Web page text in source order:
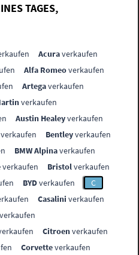
TAGES,
Acuraverkaufen
Alfa Romeoverkaufen
Artegaverkaufen
verkaufen
Austin Healeyverkaufen
verkaufen Bentleyverkaufen
BMW Alpinaverkaufen
verkaufen Bristolverkaufen
BYDverkaufen
C
Casalini verkaufen
verkaufen
Citroenverkaufen
Corvetteverkaufen